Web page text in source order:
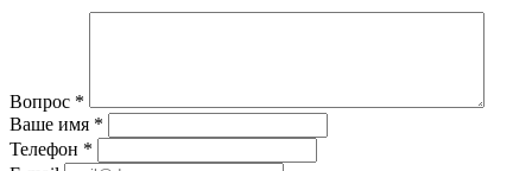
Вопрос *
Ваше имя *
Телефон *